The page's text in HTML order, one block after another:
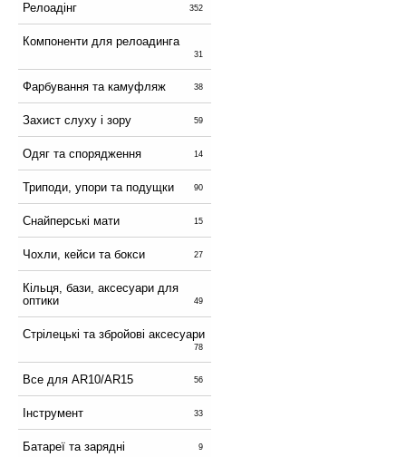
Релоадінг 352
Компоненти для релоадинга
31
Фарбування та камуфляж 38
Захист слуху і зору 59
Одяг та спорядження 14
Триподи, упори та подущки 90
Снайперські мати 15
Чохли, кейси та бокси 27
Кільця, бази, аксесуари для
оптики
49
Стрілецькі та збройові аксесуари
78
Все для AR10/AR15 56
Інструмент 33
Батареї та зарядні 9